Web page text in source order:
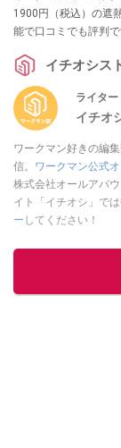
1900円（税込）の遮
能で口コミでも評判で
イチオシス
ライタ
イチオ
ワークマン好きの編
信。 ワークマン公式
株式会社オールアバ
イト「イチオシ」で
ー してください！